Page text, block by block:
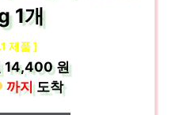
1개
제품 ]
14,400 원
까지도착